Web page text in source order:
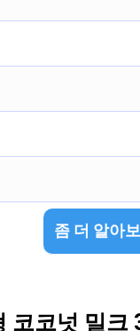
좀 더 알아
코넛 밀크